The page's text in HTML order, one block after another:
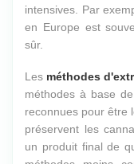
intensives. Par
en Europe est
sûr.
Les méthodes
méthodes à base
reconnues pour être
préservent les
un produit final de